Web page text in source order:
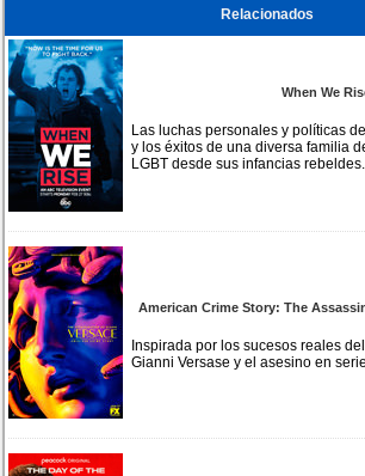
Relacionados
When We
Las luchas personales y políticas
y los éxitos de una diversa familia
LGBT desde sus infancias rebeldes.
American Crime Story: The
Inspirada por los sucesos reales
Gianni Versase y el asesino en